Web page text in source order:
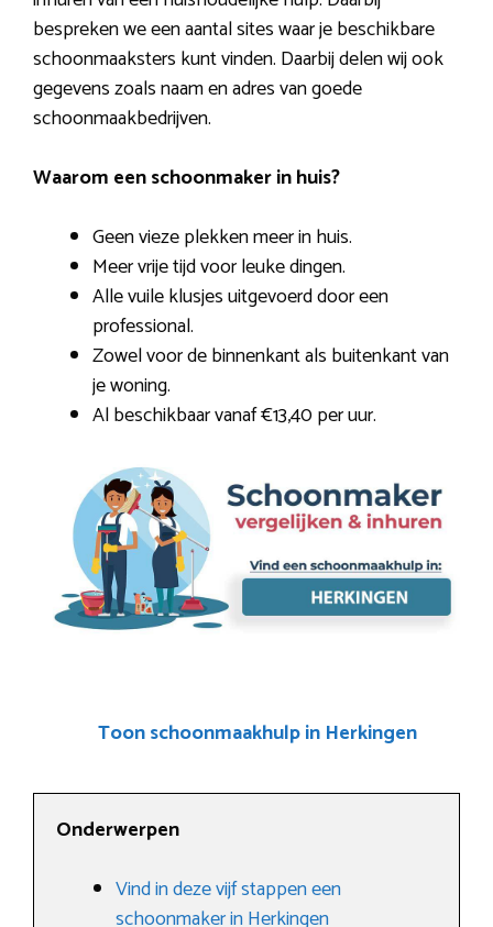
bespreken we een aantal sites waar je beschikbare
schoonmaaksters kunt vinden. Daarbij delen wij ook
gegevens zoals naam en adres van goede
schoonmaakbedrijven.
Waarom een schoonmaker in huis?
Geen vieze plekken meer in huis.
Meer vrije tijd voor leuke dingen.
Alle vuile klusjes uitgevoerd door een
professional.
Zowel voor de binnenkant als buitenkant van
je woning.
Al beschikbaar vanaf €13,40 per uur.
Toon schoonmaakhulp in Herkingen
Onderwerpen
Vind in deze vijf stappen een
schoonmaker in Herkingen